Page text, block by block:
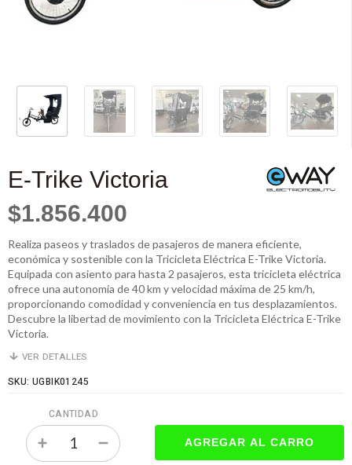
E-Trike Victoria
$1.856.400
Realiza paseos y traslados de pasajeros de manera eficiente,
económica y sostenible con la Tricicleta Eléctrica E-Trike Victoria.
Equipada con asiento para hasta 2 pasajeros, esta tricicleta eléctrica
ofrece una autonomía de 40 km y velocidad máxima de 25 km/h,
proporcionando comodidad y conveniencia en tus desplazamientos.
Descubre la libertad de movimiento con la Tricicleta Eléctrica E-Trike
Victoria.
VER DETALLES
SKU: UGBIK01245
CANTIDAD